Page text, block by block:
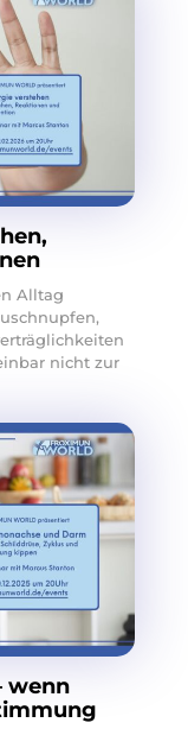
nicht zur
wenn